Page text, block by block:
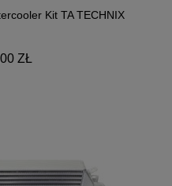
Kit TA TECHNIX
ZŁ